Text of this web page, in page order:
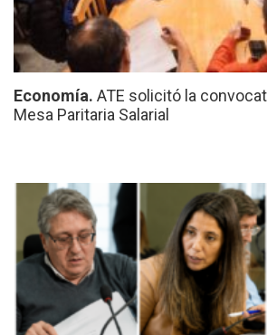
Economía. ATE solicitó la
Mesa Paritaria Salarial